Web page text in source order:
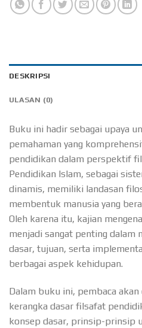
DESKRIPSI
ULASAN (0)
Buku ini hadir sebagai upaya
pemahaman yang
pendidikan dalam perspektif
Pendidikan Islam, sebagai
dinamis, memiliki landasan
membentuk manusia yang
Oleh karena itu, kajian
menjadi sangat penting
dasar, tujuan, serta
berbagai aspek kehidupan.
Dalam buku ini, pembaca
kerangka dasar filsafat
konsep dasar, prinsip-prinsip